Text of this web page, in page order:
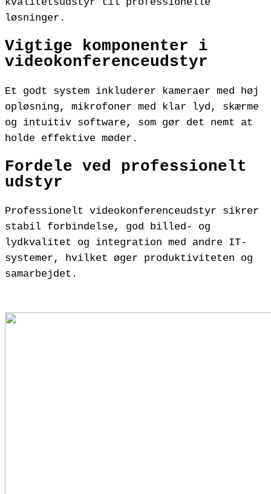
løsninger.
Vigtige komponenter i
videokonferenceudstyr
Et godt system inkluderer kameraer med høj
opløsning, mikrofoner med klar lyd, skærme
og intuitiv software, som gør det nemt at
holde effektive møder.
Fordele ved professionelt
udstyr
Professionelt videokonferenceudstyr sikrer
stabil forbindelse, god billed- og
lydkvalitet og integration med andre IT-
systemer, hvilket øger produktiviteten og
samarbejdet.